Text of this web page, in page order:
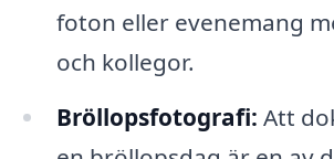
foton eller evenemang
och kollegor.
Bröllopsfotografi: Att